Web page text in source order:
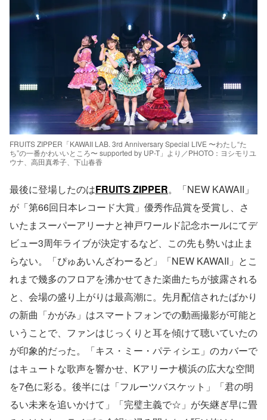
FRUITS ZIPPER「KAWAII LAB. 3rd Anniversary Special LIVE 〜わたし“た
ち”の一番かわいいところ〜 supported by UP-T」より／PHOTO：ヨシモリユ
ウナ、高田真希子、下山春香
最後に登場したのはFRUITS ZIPPER。「NEW KAWAII」
が「第66回日本レコード大賞」優秀作品賞を受賞し、さ
いたまスーパーアリーナと神戸ワールド記念ホールにてデ
ビュー3周年ライブが決定するなど、この先も勢いは止ま
らない。「ぴゅあいんざわーるど」「NEW KAWAII」とこ
れまで幾多のフロアを沸かせてきた楽曲たちが披露される
と、会場の盛り上がりは最高潮に。先月配信されたばかり
の新曲「かがみ」はスマートフォンでの動画撮影が可能と
いうことで、ファンはじっくりと耳を傾けて聴いていたの
が印象的だった。「キス・ミー・パティシエ」のカバーで
はキュートな歌声を響かせ、Kアリーナ横浜の広大な空間
を7色に彩る。後半には「フルーツバスケット」「君の明
るい未来を追いかけて」「完璧主義で☆」が矢継ぎ早に畳